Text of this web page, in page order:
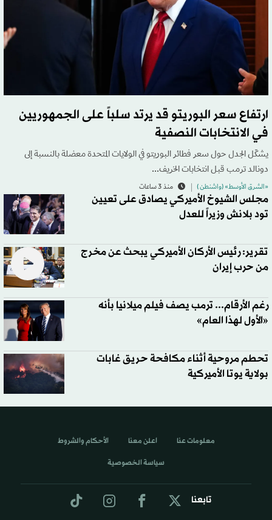
ارتفاع سعر البوريتو قد يرتد سلباً على الجمهوريين
في الانتخابات النصفية
يشكّل الجدل حول سعر فطائر البوريتو في الولايات المتحدة معضلة بالنسبة إلى
دونالد ترمب قبل انتخابات الخريف...
«الشرق الأوسط» (واشنطن ) منذ 3 ساعات
مجلس الشيوخ الأميركي يصادق على تعيين
تود بلانش وزيراً للعدل
تقرير: رئيس الأركان الأميركي يبحث عن مخرج
من حرب إيران
رغم الأرقام... ترمب يصف فيلم ميلانيا بأنه
«الأول لهذا العام»
تحطم مروحية أثناء مكافحة حريق غابات
بولاية يوتا الأميركية
تابعنا
معلومات عنا اعلن معنا الأحكام والشروط
سياسة الخصوصية